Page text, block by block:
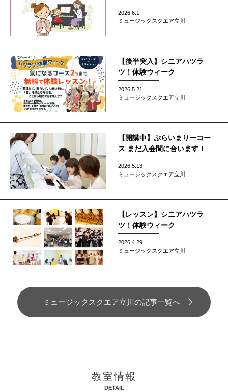
2026.6.1
ミュージックスクエア立川
【後半突入】シニアハツラ
ツ！体験ウィーク
2026.5.21
ミュージックスクエア立川
【開講中】ぷらいまりーコー
ス まだ入会間に合います！
2026.5.13
ミュージックスクエア立川
【レッスン】シニアハツラ
ツ！体験ウィーク
2026.4.29
ミュージックスクエア立川
ミュージックスクエア立川の記事一覧へ
教室情報
DETAIL